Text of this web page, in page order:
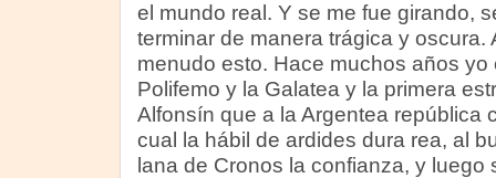
el mundo real. Y se me fue girando,
terminar de manera trágica y oscura.
menudo esto. Hace muchos años
Polifemo y la Galatea y la primera
Alfonsín que a la Argentea república
cual la hábil de ardides dura rea, al
lana de Cronos la confianza, y luego